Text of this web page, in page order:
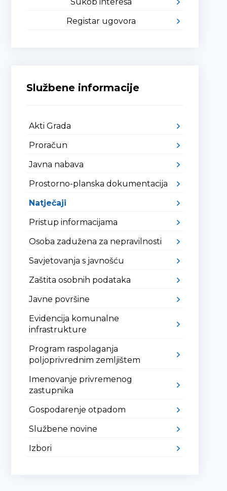
Registar ugovora
Službene informacije
Akti Grada
Proračun
Javna nabava
Prostorno-planska dokumentacija
Natječaji
Pristup informacijama
Osoba zadužena za nepravilnosti
Savjetovanja s javnošću
Zaštita osobnih podataka
Javne površine
Evidencija komunalne
infrastrukture
Program raspolaganja
poljoprivrednim zemljištem
Imenovanje privremenog
zastupnika
Gospodarenje otpadom
Službene novine
Izbori